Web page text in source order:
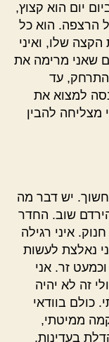
יום הוא קצוץ,
הרצפה. הוא כל
שלו, ואיני
שאני מרימה את
עד
למצוא את
מצליחה להבין
יש דבר מה
שוב. החדר
איני רגילה
נאלצת לעשות
זר. אני
זה לא יהיה
כולם בוודאי
ממיטתי,
בעדינות.